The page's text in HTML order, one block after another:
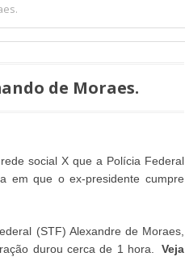
de Moraes.
social X que a Polícia Federal
em que o ex-presidente cumpre
(STF) Alexandre de Moraes,
durou cerca de 1 hora.
Veja